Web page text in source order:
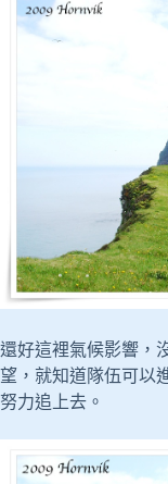
還好這裡氣候影響，
望，就知道隊伍可以
努力追上去。